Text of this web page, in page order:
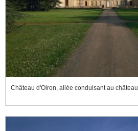
Château d'Oiron, allée conduisant au château